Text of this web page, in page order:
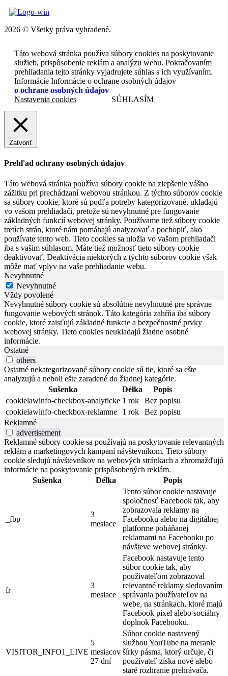
2026 © Všetky práva vyhradené.
Táto webová stránka používa súbory cookies na poskytovanie
služieb, prispôsobenie reklám a analýzu webu. Pokračovaním
prehliadania tejto stránky vyjadrujete súhlas s ich využívaním.
Informácie Informácie o ochrane osobných údajov
o ochrane osobných údajov
Nastavenia cookies
SÚHLASÍM
Zatvoriť
Prehľad ochrany osobných údajov
Táto webová stránka používa súbory cookie na zlepšenie vášho
zážitku pri prechádzaní webovou stránkou. Z týchto súborov cookie
sa súbory cookie, ktoré sú podľa potreby kategorizované, ukladajú
vo vašom prehliadači, pretože sú nevyhnutné pre fungovanie
základných funkcií webovej stránky. Používame tiež súbory cookie
tretích strán, ktoré nám pomáhajú analyzovať a pochopiť, ako
používate tento web. Tieto cookies sa uložia vo vašom prehliadači
iba s vašim súhlasom. Máte tiež možnosť tieto súbory cookie
deaktivovať. Deaktivácia niektorých z týchto súborov cookie však
môže mať vplyv na vaše prehliadanie webu.
Nevyhnutné
Nevyhnutné
Vždy povolené
Nevyhnutné súbory cookie sú absolútne nevyhnutné pre správne
fungovanie webových stránok. Táto kategória zahŕňa iba súbory
cookie, ktoré zaisťujú základné funkcie a bezpečnostné prvky
webovej stránky. Tieto cookies neukladajú žiadne osobné
informácie.
Ostatné
others
Ostatné nekategorizované súbory cookie sú tie, ktoré sa ešte
analyzujú a neboli ešte zaradené do žiadnej kategórie.
Sušenka
Délka
Popis
cookielawinfo-checkbox-analyticke 1 rok
Bez popisu
cookielawinfo-checkbox-reklamne
1 rok
Bez popisu
Reklamné
advertisement
Reklamné súbory cookie sa používajú na poskytovanie relevantných
reklám a marketingových kampaní návštevníkom. Tieto súbory
cookie sledujú návštevníkov na webových stránkach a zhromažďujú
informácie na poskytovanie prispôsobených reklám.
Sušenka
Délka Popis
_fbp
3
mesiace
Tento súbor cookie nastavuje
spoločnosť Facebook tak, aby
zobrazovala reklamy na
Facebooku alebo na digitálnej
platforme poháňanej
reklamami na Facebooku po
návšteve webovej stránky.
fr
3
mesiace
Facebook nastavuje tento
súbor cookie tak, aby
používateľom zobrazoval
relevantné reklamy sledovaním
správania používateľov na
webe, na stránkach, ktoré majú
Facebook pixel alebo sociálny
doplnok Facebooku.
VISITOR_INFO1_LIVE
5
mesiacov
27 dní
Súbor cookie nastavený
službou YouTube na meranie
šírky pásma, ktorý určuje, či
používateľ získa nové alebo
staré rozhranie prehrávača.